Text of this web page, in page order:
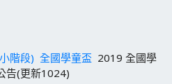
階段) 全國學童盃 2019 全國學
告(更新1024)